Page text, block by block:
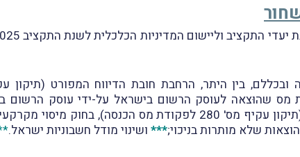
מס שהוּצאה לעוסק הרשום בישראל על-ידי עוסק הרשום
); הוספת הוראות בפקודת מס הכנסה (תיקון עקיף מס' 280 לפקודת מס הכנסה),
*** ושינוי מודל חשבוניות ישראל.